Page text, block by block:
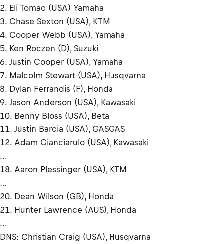
2. Eli Tomac (USA) Yamaha
3. Chase Sexton (USA), KTM
4. Cooper Webb (USA), Yamaha
5. Ken Roczen (D), Suzuki
6. Justin Cooper (USA), Yamaha
7. Malcolm Stewart (USA), Husqvarna
8. Dylan Ferrandis (F), Honda
9. Jason Anderson (USA), Kawasaki
10. Benny Bloss (USA), Beta
11. Justin Barcia (USA), GASGAS
12. Adam Cianciarulo (USA), Kawasaki
...
18. Aaron Plessinger (USA), KTM
…
20. Dean Wilson (GB), Honda
21. Hunter Lawrence (AUS), Honda
...
DNS: Christian Craig (USA), Husqvarna